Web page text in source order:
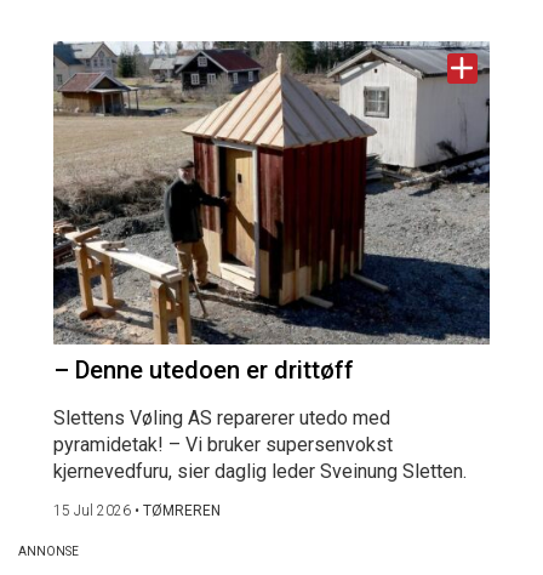
– Denne utedoen er drittøff
Slettens Vøling AS reparerer utedo med
pyramidetak! – Vi bruker supersenvokst
kjernevedfuru, sier daglig leder Sveinung Sletten.
15 Jul 2026 • TØMREREN